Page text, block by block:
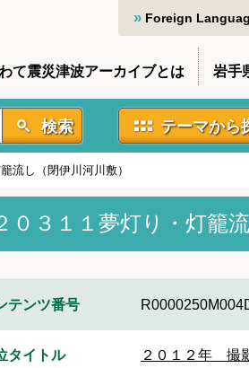
Foreign
て震災津波アーカイブとは 岩手
検索 テーマから
流し（閉伊川河川敷）
３１１夢灯り・灯籠
テンツ番号
タイトル ２０１２年 撮